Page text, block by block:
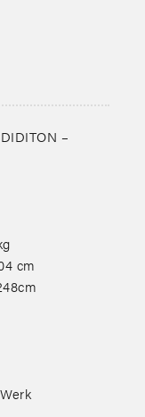
–
cm